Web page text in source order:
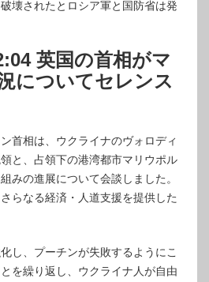
壊されたとロシア軍と国防省は発
英国の首相がマ
についてセレンス
首相は、ウクライナのヴォロディ
と、占領下の港湾都市マリウポル
みの進展について会談しました。
らなる経済・人道支援を提供した
し、プーチンが失敗するようにこ
を繰り返し、ウクライナ人が自由